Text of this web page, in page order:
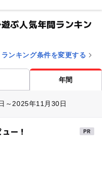
ぶ人気年間ランキン
ランキング条件を変更する
年間
～2025年11月30日
ー！